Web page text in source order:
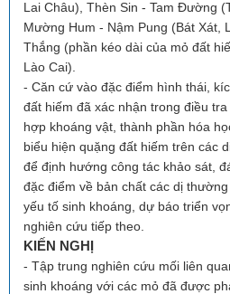
Lai Châu), Thèn Sin - Tam Đường
Mường Hum - Nậm Pung (Bát Xát,
Thắng (phần kéo dài của mỏ đất
Lào Cai).
- Căn cứ vào đặc điểm hình thái,
đất hiếm đã xác nhận trong điều
hợp khoáng vật, thành phần hóa
biểu hiện quặng đất hiếm trên các
để định hướng công tác khảo sát,
đặc điểm về bản chất các dị
yếu tố sinh khoáng, dự báo triển
nghiên cứu tiếp theo.
KIẾN NGHỊ
- Tập trung nghiên cứu mối liên
sinh khoáng với các mỏ đã được